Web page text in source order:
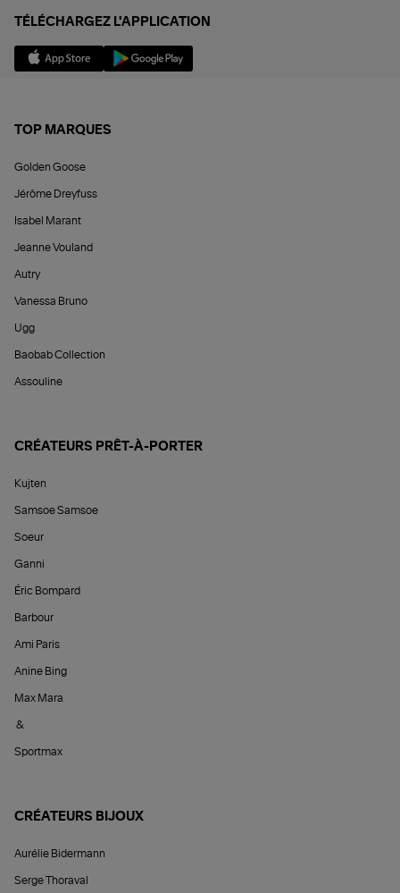
TÉLÉCHARGEZ L'APPLICATION
TOP MARQUES
Golden Goose
Jérôme Dreyfuss
Isabel Marant
Jeanne Vouland
Autry
Vanessa Bruno
Ugg
Baobab Collection
Assouline
CRÉATEURS PRÊT-À-PORTER
Kujten
Samsoe Samsoe
Soeur
Ganni
Éric Bompard
Barbour
Ami Paris
Anine Bing
Max Mara
&
Sportmax
CRÉATEURS BIJOUX
Aurélie Bidermann
Serge Thoraval